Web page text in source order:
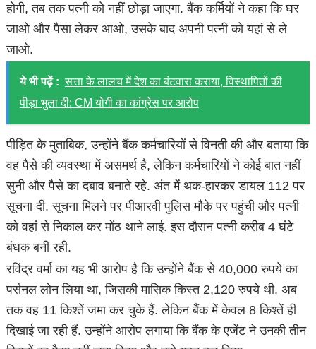
होगी, तब तक पत्नी को नहीं छोड़ा जाएगा. बैंक कर्मियों ने कहा कि घर
जाओ और पैसा लेकर आओ, उसके बाद अपनी पत्नी को यहां से ले
जाओ.
ये भी पढ़ें : सत्ता के लालच में देश का बंटवारा कराया, विस्थापितों की
पीड़ा भुला दी: CM योगी का कांग्रेस पर आरोप
पीड़ित के मुताबिक, उन्होंने बैंक कर्मचारियों से विनती की और बताया कि
वह पैसे की व्यवस्था में असमर्थ है, लेकिन कर्मचारियों ने कोई बात नहीं
सुनी और पैसे का दबाव बनाते रहे. अंत में थक-हारकर डायल 112 पर
सूचना दी. सूचना मिलने पर पीआरवी पुलिस मौके पर पहुंची और पत्नी
को वहां से निकाल कर मोंठ थाने लाई. इस दौरान पत्नी करीब 4 घंटे
बंधक बनी रही.
रविंद्र वर्मा का यह भी आरोप है कि उन्होंने बैंक से 40,000 रुपये का
पर्सनल लोन लिया था, जिसकी मासिक किस्त 2,120 रुपये थी. अब
तक वह 11 किश्तें जमा कर चुके हैं. लेकिन बैंक में केवल 8 किश्तें ही
दिखाई जा रही हैं. उन्होंने आरोप लगाया कि बैंक के एजेंट ने उनकी तीन